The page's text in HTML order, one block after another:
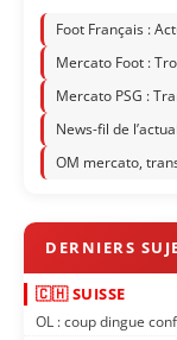
Foot Français :
Mercato Foot :
Mercato PSG :
News-fil de
OM mercato,
🇨🇭 SUISSE
OL : coup dingue